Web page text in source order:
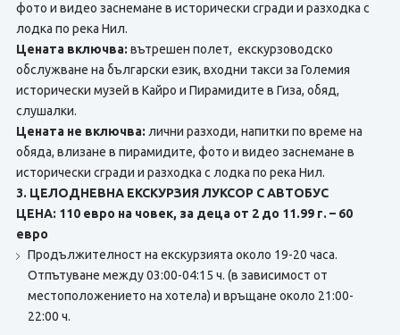
фото и видео заснемане в исторически сгради и разходка с
лодка по река Нил.
Цената включва: вътрешен полет, екскурзоводско
обслужване на български език, входни такси за Големия
исторически музей в Кайро и Пирамидите в Гиза, обяд,
слушалки.
Цената не включва: лични разходи, напитки по време на
обяда, влизане в пирамидите, фото и видео заснемане в
исторически сгради и разходка с лодка по река Нил.
3. ЦЕЛОДНЕВНА ЕКСКУРЗИЯ ЛУКСОР С АВТОБУС
ЦЕНА: 110 евро на човек, за деца от 2 до 11.99 г. – 60
евро
Продължителност на екскурзията около 19-20 часа.
Отпътуване между 03:00-04:15 ч. (в зависимост от
местоположението на хотела) и връщане около 21:00-
22:00 ч.